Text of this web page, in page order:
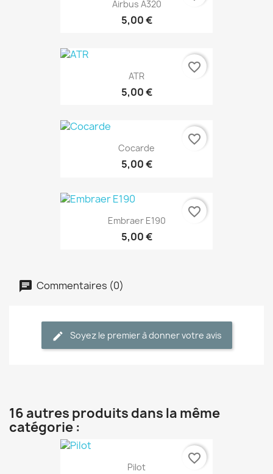
Airbus A320
5,00 €
ATR
5,00 €
favorite_border
Cocarde
5,00 €
favorite_border
Embraer E190
5,00 €
favorite_border
Commentaires (0)
Soyez le premier à donner votre avis
16 autres produits dans la même
catégorie :
Pilot
favorite_border